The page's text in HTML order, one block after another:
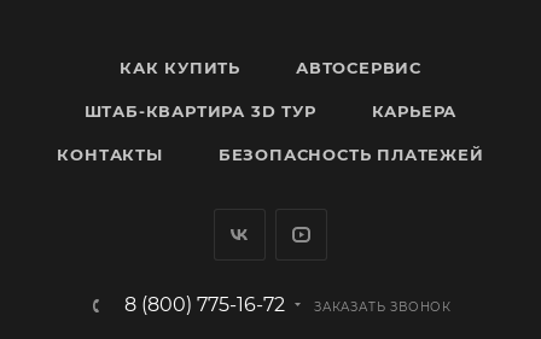
КАК КУПИТЬ АВТОСЕРВИС
ШТАБ-КВАРТИРА 3D ТУР КАРЬЕРА
КОНТАКТЫ БЕЗОПАСНОСТЬ ПЛАТЕЖЕЙ
8 (800) 775-16-72 ЗАКАЗАТЬ ЗВОНОК